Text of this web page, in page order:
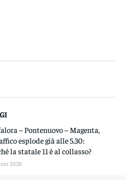
– Pontenuovo – Magenta,
esplode già alle 5.30:
la statale 11 è al collasso?
2026